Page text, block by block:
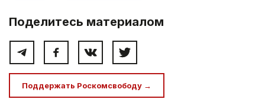
Поделитесь материалом
Поддержать Роскомсвободу →